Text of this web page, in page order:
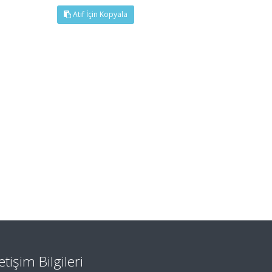
Atıf İçin Kopyala
Bilgileri